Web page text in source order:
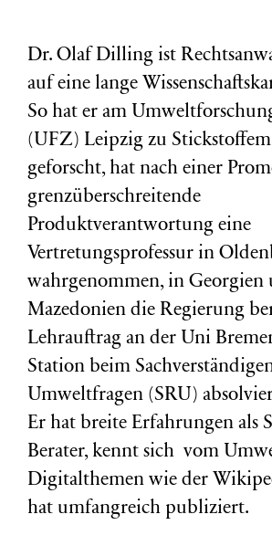
Dr. Olaf Dilling ist
auf eine lange
So hat er am
(UFZ) Leipzig zu
geforscht, hat nach einer
grenzüberschreitende
Produktverantwortung eine
Vertretungsprofessur in
wahrgenommen, in Georgien
Mazedonien die Regierung
Lehrauftrag an der Uni
Station beim
Umweltfragen (SRU)
Er hat breite Erfahrungen als
Berater, kennt sich vom
Digitalthemen wie der
hat umfangreich publiziert.